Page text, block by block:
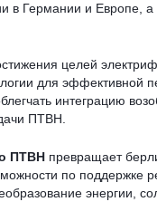
в Германии и Европе,
целей
для эффективной
интеграцию
ПТВН.
ПТВН превращает
по поддержке
энергии,